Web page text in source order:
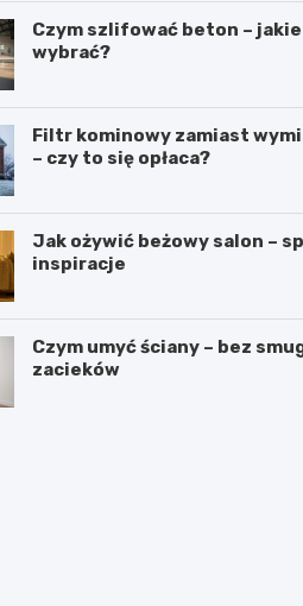
Czym szlifować beton –
wybrać?
Filtr kominowy zamiast
– czy to się opłaca?
Jak ożywić beżowy salon –
inspiracje
Czym umyć ściany – bez
zacieków